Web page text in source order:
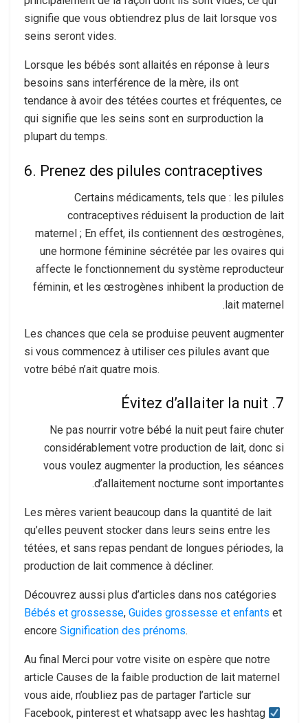
signifie que vous obtiendrez plus de lait lorsque vos
seins seront vides.
Lorsque les bébés sont allaités en réponse à leurs
besoins sans interférence de la mère, ils ont
tendance à avoir des tétées courtes et fréquentes, ce
qui signifie que les seins sont en surproduction la
plupart du temps.
6. Prenez des pilules contraceptives
Certains médicaments, tels que : les pilules
contraceptives réduisent la production de lait
maternel ; En effet, ils contiennent des œstrogènes,
une hormone féminine sécrétée par les ovaires qui
affecte le fonctionnement du système reproducteur
féminin, et les œstrogènes inhibent la production de
lait maternel.
Les chances que cela se produise peuvent augmenter
si vous commencez à utiliser ces pilules avant que
votre bébé n’ait quatre mois.
7. Évitez d’allaiter la nuit
Ne pas nourrir votre bébé la nuit peut faire chuter
considérablement votre production de lait, donc si
vous voulez augmenter la production, les séances
d’allaitement nocturne sont importantes.
Les mères varient beaucoup dans la quantité de lait
qu’elles peuvent stocker dans leurs seins entre les
tétées, et sans repas pendant de longues périodes, la
production de lait commence à décliner.
Découvrez aussi plus d’articles dans nos catégories
Bébés et grossesse, Guides grossesse et enfants et
encore Signification des prénoms.
Au final Merci pour votre visite on espère que notre
article Causes de la faible production de lait maternel
vous aide, n’oubliez pas de partager l’article sur
Facebook, pinterest et whatsapp avec les hashtag